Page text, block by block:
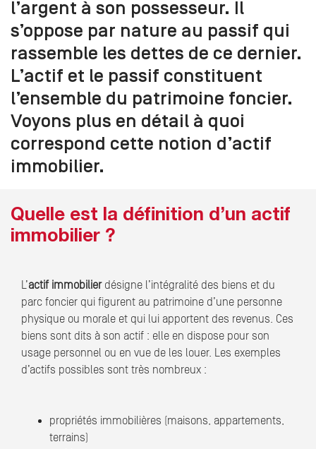
l’argent à son possesseur. Il
s’oppose par nature au passif qui
rassemble les dettes de ce dernier.
L’actif et le passif constituent
l’ensemble du patrimoine foncier.
Voyons plus en détail à quoi
correspond cette notion d’actif
immobilier.
Quelle est la définition d’un actif
immobilier ?
L’actif immobilierdésigne l’intégralité des biens et du
parc foncier qui figurent au patrimoine d’une personne
physique ou morale et qui lui apportent des revenus. Ces
biens sont dits à son actif : elle en dispose pour son
usage personnel ou en vue de les louer. Les exemples
d’actifs possibles sont très nombreux :
propriétés immobilières (maisons, appartements,
terrains)